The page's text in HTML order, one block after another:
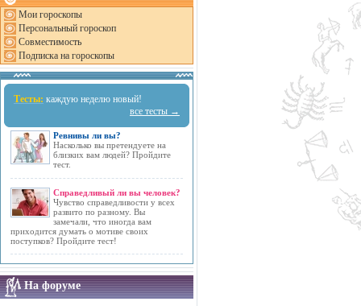
Мои гороскопы
Персональный гороскоп
Совместимость
Подписка на гороскопы
Тесты: каждую неделю новый!
все тесты →
Ревнивы ли вы?
Насколько вы претендуете на
близких вам людей? Пройдите
тест.
Справедливый ли вы человек?
Чувство справедливости у всех
развито по разному. Вы
замечали, что иногда вам
приходится думать о мотиве своих
поступков? Пройдите тест!
На форуме